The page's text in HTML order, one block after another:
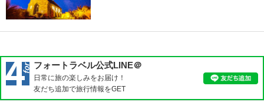
フォートラベル公式LINE＠
日常に旅の楽しみをお届け！
友だち追加で旅行情報をGET